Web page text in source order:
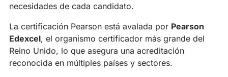
necesidades de cada candidato.
La certificación Pearson está avalada por Pearson
Edexcel, el organismo certificador más grande del
Reino Unido, lo que asegura una acreditación
reconocida en múltiples países y sectores.